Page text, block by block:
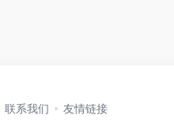
联系我们 友情链接